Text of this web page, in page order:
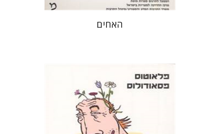
האחים
דבורה גילולה